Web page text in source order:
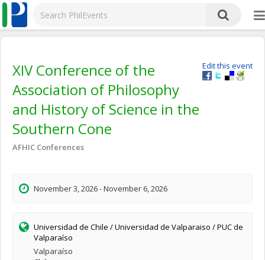
Edit this event
XIV Conference of the
Association of Philosophy
and History of Science in the
Southern Cone
AFHIC Conferences
November 3, 2026 - November 6, 2026
Universidad de Chile / Universidad de Valparaiso / PUC de
Valparaíso
Valparaíso